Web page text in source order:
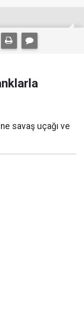
savaş uçağı ve